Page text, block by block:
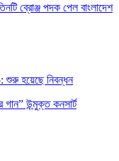
ব্রোঞ্জ পদক পেল বাংলাদেশ
শুরু হয়েছে নিবন্ধন
গান” উন্মুক্ত কনসার্ট